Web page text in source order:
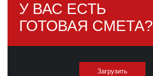
У ВАС ЕСТЬ
ГОТОВАЯ СМЕТА?
Загрузить